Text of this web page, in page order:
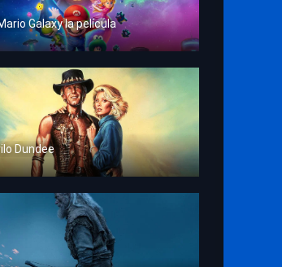
Galaxy la película
Dundee